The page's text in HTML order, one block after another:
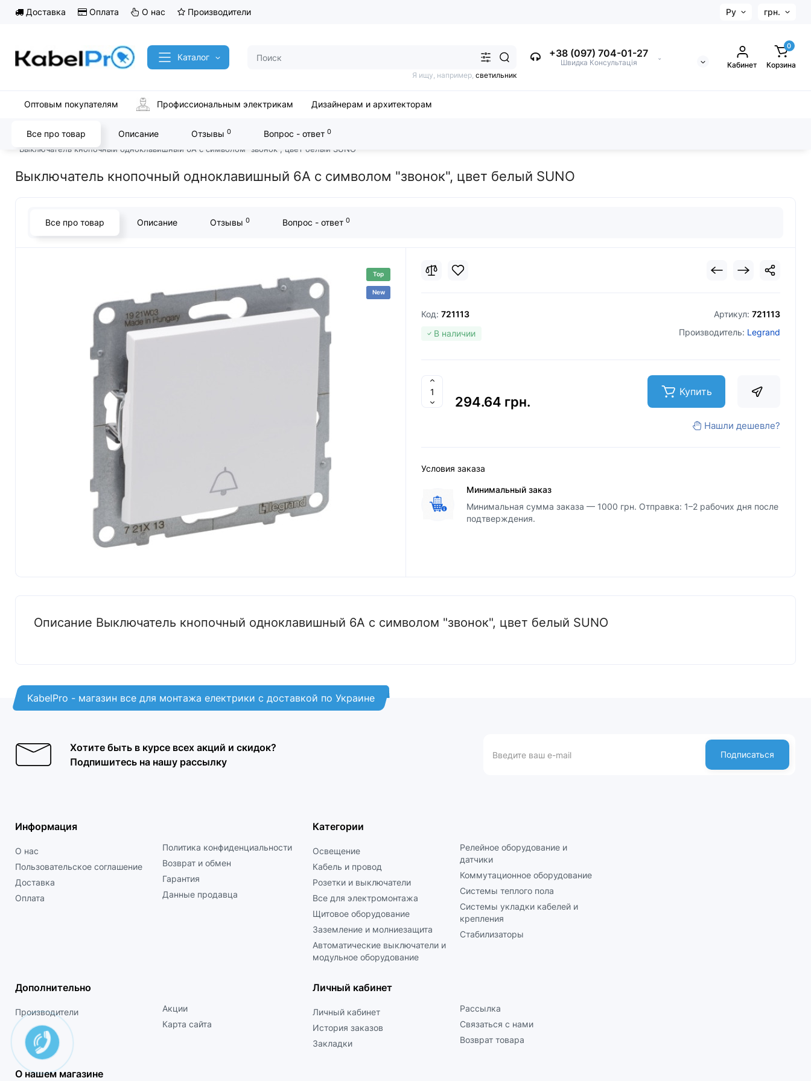
Доставка Оплата О нас Производители Ру грн.
Каталог
Я ищу, например, светильник
+38 (097) 704-01-27
Швидка Консультація
⌄
Кабинет
0
Корзина
Оптовым покупателям Профиссиональным электрикам Дизайнерам и архитекторам
Все про товар Описание Отзывы 0 Вопрос - ответ 0
Главная Розетки и выключатели Legrand розетки и выключатели
Розетки и выключатели Legrand SUNO
Выключатель кнопочный одноклавишный 6А с символом "звонок", цвет белый SUNO
Выключатель кнопочный одноклавишный 6А с символом "звонок", цвет белый SUNO
Все про товар Описание Отзывы 0 Вопрос - ответ 0
Top
New
Код: 721113 Артикул: 721113
Производитель: Legrand
В наличии
294.64 грн.
Купить
Нашли дешевле?
Условия заказа
Минимальный заказ
Минимальная сумма заказа — 1000 грн. Отправка: 1–2 рабочих дня после
подтверждения.
Описание Выключатель кнопочный одноклавишный 6А с символом "звонок", цвет белый SUNO
KabelPro - магазин все для монтажа електрики с доставкой по Украине
Хотите быть в курсе всех акций и скидок?
Подпишитесь на нашу рассылку
Подписаться
Информация
О нас
Пользовательское соглашение
Доставка
Оплата
Политика конфиденциальности
Возврат и обмен
Гарантия
Данные продавца
Категории
Освещение
Кабель и провод
Розетки и выключатели
Все для электромонтажа
Щитовое оборудование
Заземление и молниезащита
Автоматические выключатели и
модульное оборудование
Релейное оборудование и
датчики
Коммутационное оборудование
Системы теплого пола
Системы укладки кабелей и
крепления
Стабилизаторы
Дополнительно
Производители
Акции
Карта сайта
Личный кабинет
Личный кабинет
История заказов
Закладки
Рассылка
Связаться с нами
Возврат товара
О нашем магазине